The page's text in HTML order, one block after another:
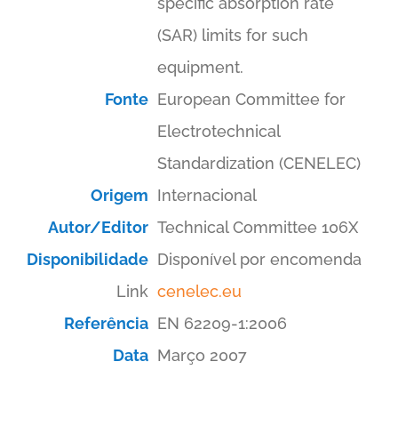
(SAR) limits for such
equipment.
Fonte European Committee for
Electrotechnical
Standardization (CENELEC)
Origem Internacional
Autor/Editor Technical Committee 106X
Disponibilidade Disponível por encomenda
Link cenelec.eu
Referência EN 62209-1:2006
Data Março 2007